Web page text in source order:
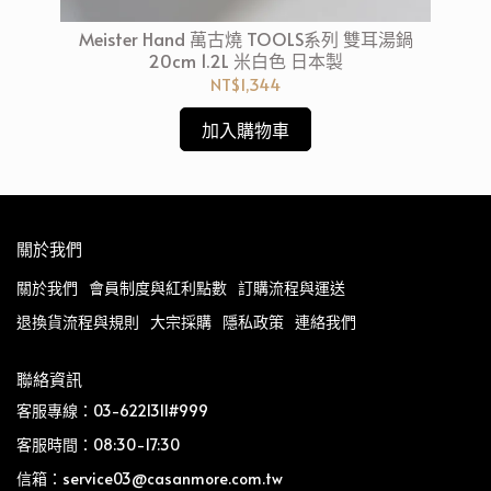
Meister Hand 萬古燒 TOOLS系列 雙耳湯鍋
20cm 1.2L 米白色 日本製
NT$1,344
加入購物車
關於我們
關於我們 會員制度與紅利點數 訂購流程與運送
退換貨流程與規則 大宗採購 隱私政策 連絡我們
聯絡資訊
客服專線：03-6221311#999
客服時間：08:30-17:30
信箱：service03@casanmore.com.tw